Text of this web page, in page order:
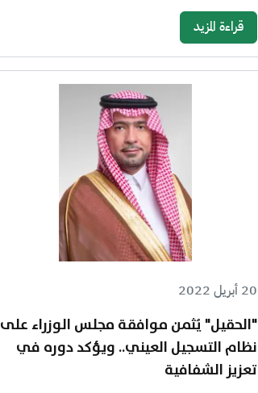
قراءة المزيد
20 أبريل 2022
"الحقيل" يُثمن موافقة مجلس الوزراء على
نظام التسجيل العيني.. ويؤكد دوره في
تعزيز الشفافية